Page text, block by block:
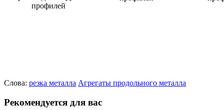
Слова: резка металла Агрегаты продольного металла
Рекомендуется для вас